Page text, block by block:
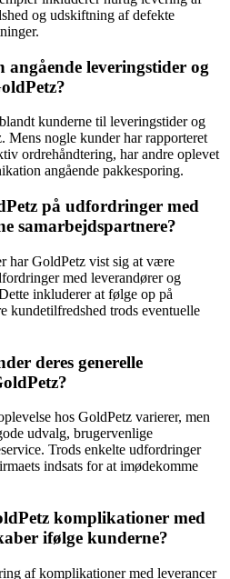
og udskiftning af defekte
angående leveringstider og
kunderne til leveringstider og
Mens nogle kunder har rapporteret
ordrehåndtering, har andre oplevet
angående pakkesporing.
på udfordringer med
samarbejdspartnere?
har GoldPetz vist sig at være
med leverandører og
inkluderer at følge op på
kundetilfredshed trods eventuelle
deres generelle
hos GoldPetz varierer, men
udvalg, brugervenlige
Trods enkelte udfordringer
indsats for at imødekomme
komplikationer med
ifølge kunderne?
af komplikationer med leverancer